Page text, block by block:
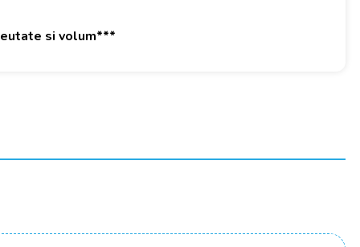
si volum***